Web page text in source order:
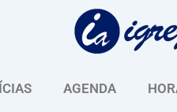
AGENDA